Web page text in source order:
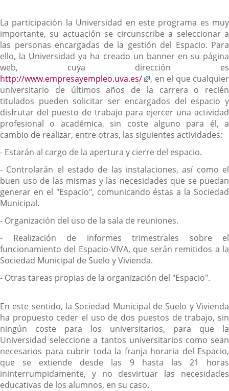
La participación la Universidad en este programa es muy
importante, su actuación se circunscribe a seleccionar a
las personas encargadas de la gestión del Espacio. Para
ello, la Universidad ya ha creado un banner en su página
web, cuya dirección es
http://www.empresayempleo.uva.es/
Enlace
a
una
aplicación
externa.
, en el que cualquier
universitario de últimos años de la carrera o recién
titulados pueden solicitar ser encargados del espacio y
disfrutar del puesto de trabajo para ejercer una actividad
profesional o académica, sin coste alguno para él, a
cambio de realizar, entre otras, las siguientes actividades:
- Estarán al cargo de la apertura y cierre del espacio.
- Controlarán el estado de las instalaciones, así como el
buen uso de las mismas y las necesidades que se puedan
generar en el "Espacio", comunicando éstas a la Sociedad
Municipal.
- Organización del uso de la sala de reuniones.
- Realización de informes trimestrales sobre el
funcionamiento del Espacio-VIVA, que serán remitidos a la
Sociedad Municipal de Suelo y Vivienda.
- Otras tareas propias de la organización del "Espacio".
En este sentido, la Sociedad Municipal de Suelo y Vivienda
ha propuesto ceder el uso de dos puestos de trabajo, sin
ningún coste para los universitarios, para que la
Universidad seleccione a tantos universitarios como sean
necesarios para cubrir toda la franja horaria del Espacio,
que se extiende desde las 9 hasta las 21 horas
ininterrumpidamente, y no desvirtuar las necesidades
educativas de los alumnos, en su caso.